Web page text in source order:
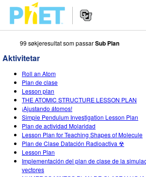
Search
the
PhET
Website
Navigation
SIMULERINGAR
All Sims
Fysikk
Matematikk
Kjemi
Geofag
STUDIO
About Studio
Customizable Sims
Start a Free Trial
Purchase a License
TEACHING
Bla i aktivitetar
Contribute an Activity
Activity Contribution Guidelines
FORSKING
INITIATIVES
Inclusive Design
LOGG INN / REGISTER
99 søkjeresultat som passarSub Plan
Aktivitetar
Roll an Atom
Plan de clase
Lesson plan
THE ATOMIC STRUCTURE LESSON PLAN
¡Ajustando átomos!
Simple Pendulum Investigation Lesson Plan
Plan de actividad Molaridad
Lesson Plan for Teaching Shapes of Molecule
Plan de Clase Datación Radioactiva ☢
Lesson Plan
Implementación del plan de clase de la
vectores